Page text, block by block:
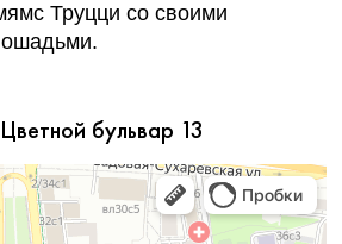
Труцци со своими
бульвар 13